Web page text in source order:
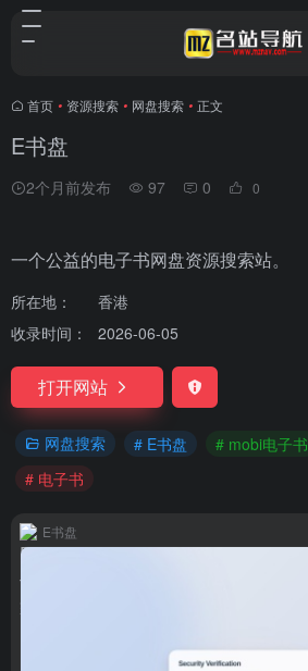
首页 • 资源搜索 • 网盘搜索 • 正文
E书盘
2个月前发布 97 0 0
一个公益的电子书网盘资源搜索站。
所在地：
香港
收录时间：
2026-06-05
打开网站
网盘搜索 # E书盘 # mobi电子书
# 电子书
E书盘